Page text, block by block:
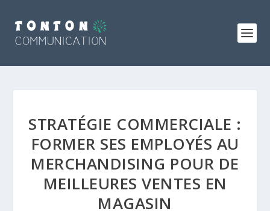
STRATÉGIE COMMERCIALE :
FORMER SES EMPLOYÉS AU
MERCHANDISING POUR DE
MEILLEURES VENTES EN
MAGASIN